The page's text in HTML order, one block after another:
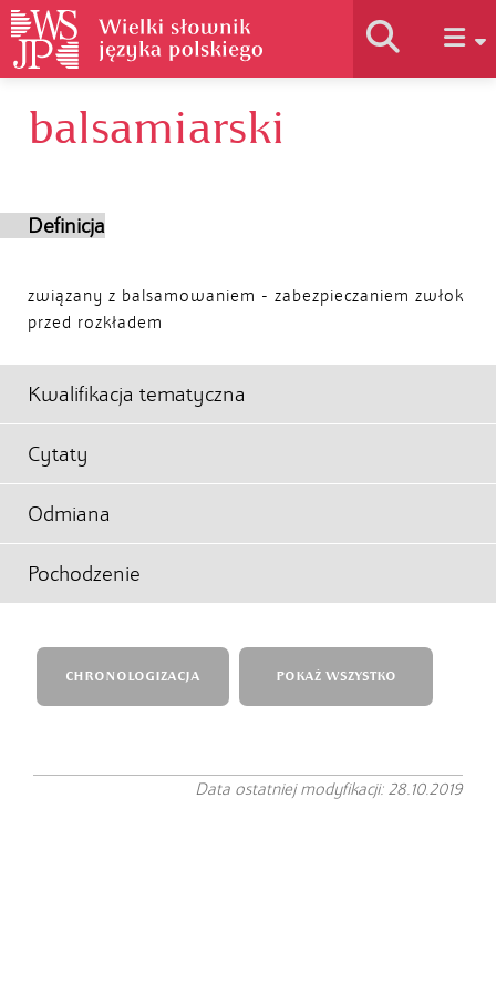
Historia słownika
balsamiarski
Definicja
związany z balsamowaniem - zabezpieczaniem zwłok
przed rozkładem
Kwalifikacja tematyczna
Cytaty
Odmiana
Pochodzenie
CHRONOLOGIZACJA POKAŻ WSZYSTKO
Data ostatniej modyfikacji: 28.10.2019